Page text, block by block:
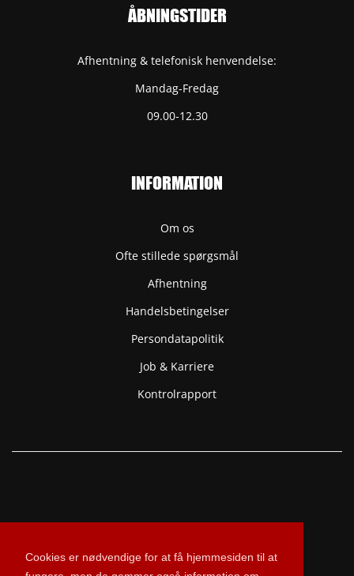
Cookies er nødvendige for at få hjemmesiden til at
ÅBNINGSTIDER
Afhentning & telefonisk henvendelse:
Mandag-Fredag
09.00-12.30
INFORMATION
Om os
Ofte stillede spørgsmål
Afhentning
Handelsbetingelser
Persondatapolitik
Job & Karriere
Kontrolrapport